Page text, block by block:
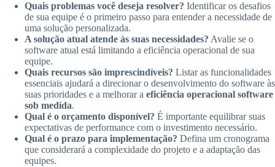
Quais problemas você deseja resolver? Identificar os desafios
de sua equipe é o primeiro passo para entender a necessidade de
uma solução personalizada.
A solução atual atende às suas necessidades? Avalie se o
software atual está limitando a eficiência operacional de sua
equipe.
Quais recursos são imprescindíveis? Listar as funcionalidades
essenciais ajudará a direcionar o desenvolvimento do software às
suas prioridades e a melhorar a eficiência operacional software
sob medida.
Qual é o orçamento disponível? É importante equilibrar suas
expectativas de performance com o investimento necessário.
Qual é o prazo para implementação? Defina um cronograma
que considerará a complexidade do projeto e a adaptação das
equipes.